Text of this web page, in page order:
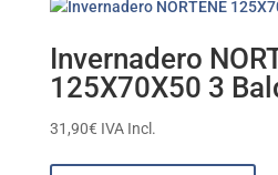
Invernadero
125X70X50 3
31,90€ IVA Incl.